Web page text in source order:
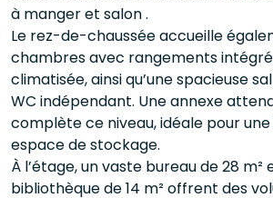
à manger et salon .
Le rez-de-chaussée accueille
chambres avec rangements
climatisée, ainsi qu’une spacieuse
WC indépendant. Une annexe
complète ce niveau, idéale pour
espace de stockage.
À l’étage, un vaste bureau de 28 m²
bibliothèque de 14 m² offrent des